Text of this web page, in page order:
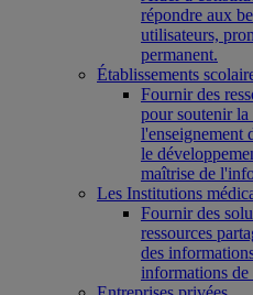
répondre aux
utilisateurs,
permanent.
Établissements
Fournir des
pour soutenir la
l'enseignement
le
maîtrise de
Les Institutions
Fournir des
ressources
des
informations de